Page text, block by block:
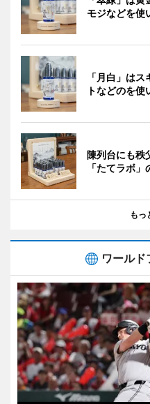
モジなどを使
「月白」は
トなどのを
陳列台にも秩
「たてラボ
もっ
ワールド